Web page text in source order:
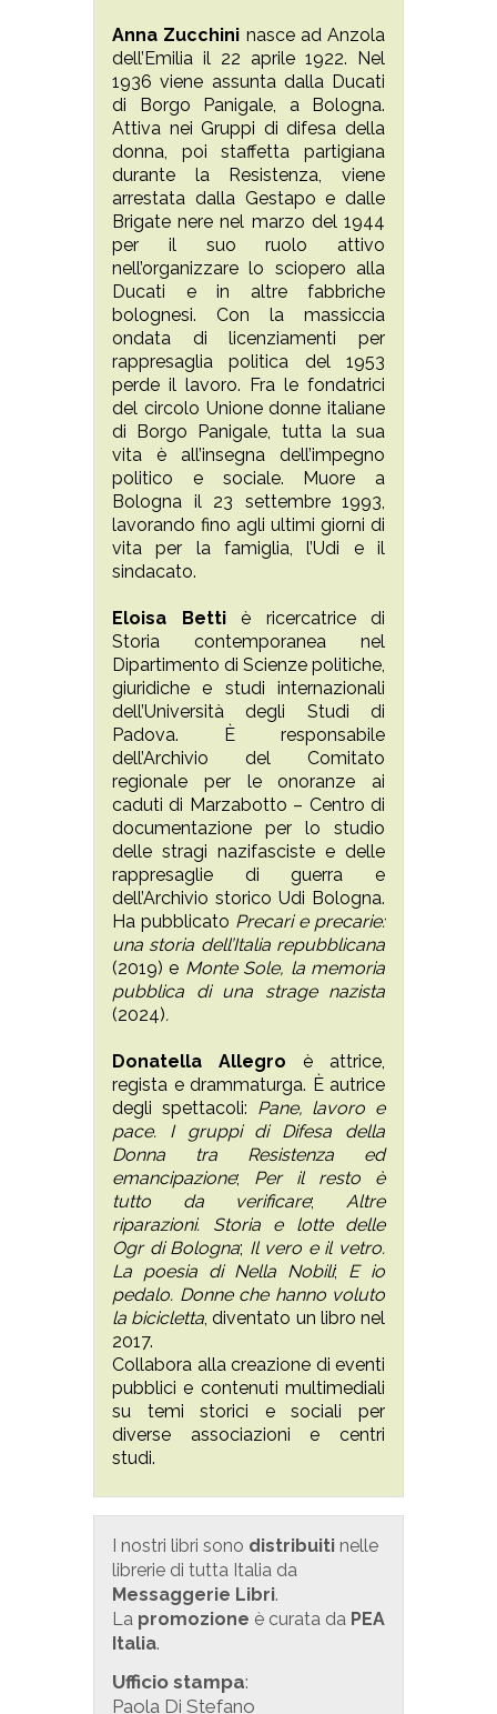
Anna Zucchini nasce ad Anzola
dell’Emilia il 22 aprile 1922. Nel
1936 viene assunta dalla Ducati
di Borgo Panigale, a Bologna.
Attiva nei Gruppi di difesa della
donna, poi staffetta partigiana
durante la Resistenza, viene
arrestata dalla Gestapo e dalle
Brigate nere nel marzo del 1944
per il suo ruolo attivo
nell’organizzare lo sciopero alla
Ducati e in altre fabbriche
bolognesi. Con la massiccia
ondata di licenziamenti per
rappresaglia politica del 1953
perde il lavoro. Fra le fondatrici
del circolo Unione donne italiane
di Borgo Panigale, tutta la sua
vita è all’insegna dell’impegno
politico e sociale. Muore a
Bologna il 23 settembre 1993,
lavorando fino agli ultimi giorni di
vita per la famiglia, l’Udi e il
sindacato.
Eloisa Betti è ricercatrice di
Storia contemporanea nel
Dipartimento di Scienze politiche,
giuridiche e studi internazionali
dell’Università degli Studi di
Padova. È responsabile
dell’Archivio del Comitato
regionale per le onoranze ai
caduti di Marzabotto – Centro di
documentazione per lo studio
delle stragi nazifasciste e delle
rappresaglie di guerra e
dell’Archivio storico Udi Bologna.
Ha pubblicato Precari e precarie:
una storia dell’Italia repubblicana
(2019) e Monte Sole, la memoria
pubblica di una strage nazista
(2024).
Donatella Allegro è attrice,
regista e drammaturga. È autrice
degli spettacoli: Pane, lavoro e
pace. I gruppi di Difesa della
Donna tra Resistenza ed
emancipazione; Per il resto è
tutto da verificare;Altre
riparazioni. Storia e lotte delle
Ogr di Bologna; Il vero e il vetro.
La poesia di Nella Nobili; E io
pedalo. Donne che hanno voluto
la bicicletta, diventato un libro nel
2017.
Collabora alla creazione di eventi
pubblici e contenuti multimediali
su temi storici e sociali per
diverse associazioni e centri
studi.
I nostri libri sono distribuiti nelle
librerie di tutta Italia da
Messaggerie Libri.
La promozione è curata da PEA
Italia.
Ufficio stampa:
Paola Di Stefano